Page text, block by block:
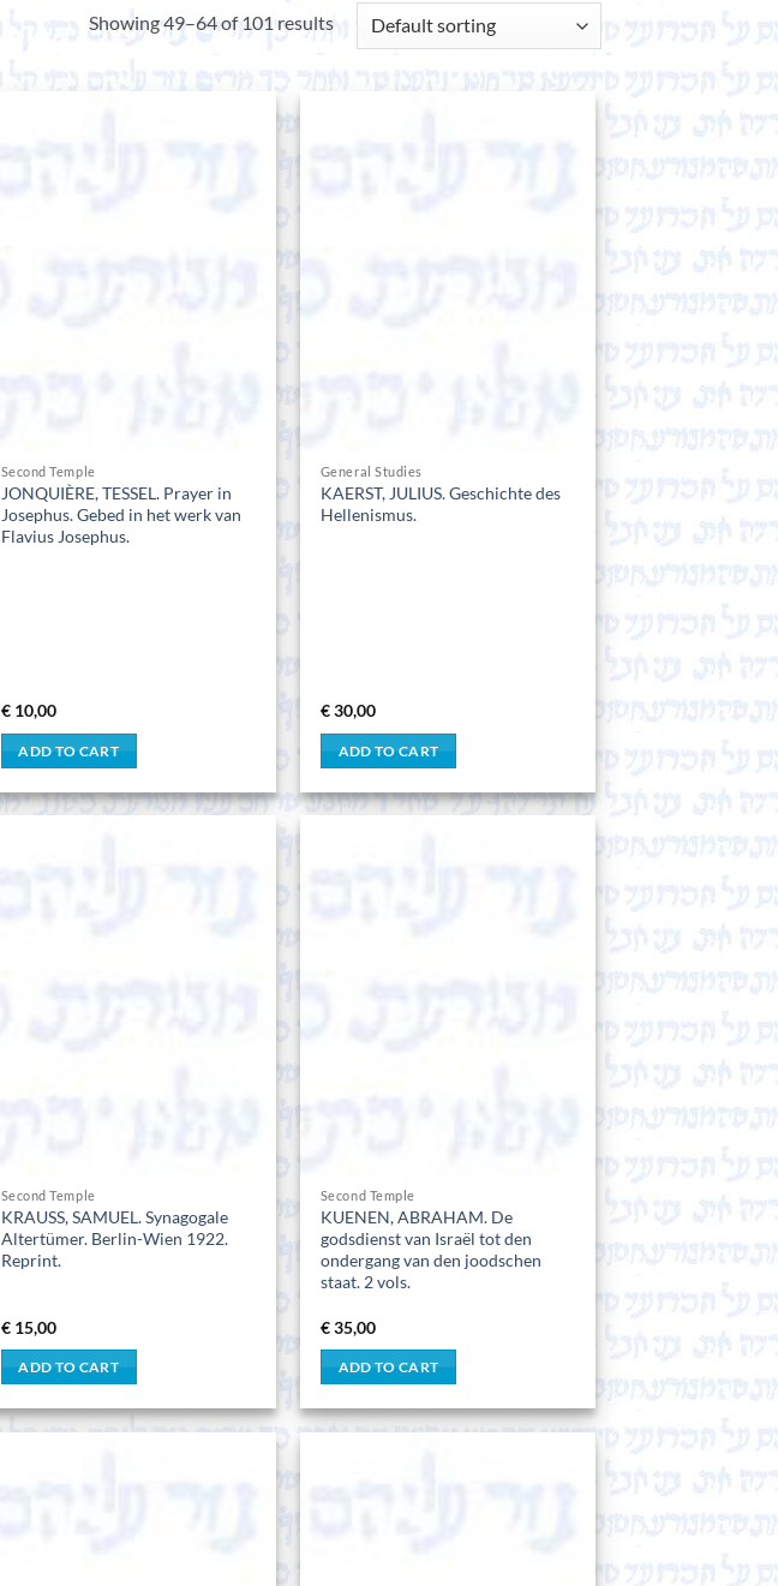
Showing 49–64 of 101 results
Second Temple
JONQUIÈRE, TESSEL. Prayer in
Josephus. Gebed in het werk van
Flavius Josephus.
€10,00
ADD TO CART
General Studies
KAERST, JULIUS. Geschichte des
Hellenismus.
€30,00
ADD TO CART
Second Temple
KRAUSS, SAMUEL. Synagogale
Altertümer. Berlin-Wien 1922.
Reprint.
€15,00
ADD TO CART
Second Temple
KUENEN, ABRAHAM. De
godsdienst van Israël tot den
ondergang van den joodschen
staat. 2 vols.
€35,00
ADD TO CART